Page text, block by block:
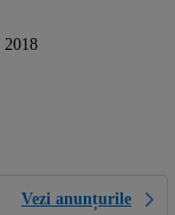
2018
Vezi anunțurile